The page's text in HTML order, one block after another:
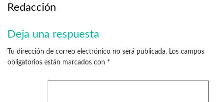
Redacción
Deja una respuesta
Tu dirección de correo electrónico no será publicada. Los campos
obligatorios están marcados con *